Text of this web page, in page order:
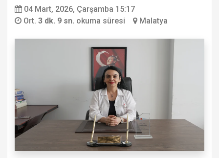
04 Mart, 2026, Çarşamba 15:17
Ort. 3 dk. 9 sn. okuma süresi Malatya